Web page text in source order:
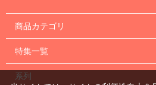
商品カテゴリ
特集一覧
系列